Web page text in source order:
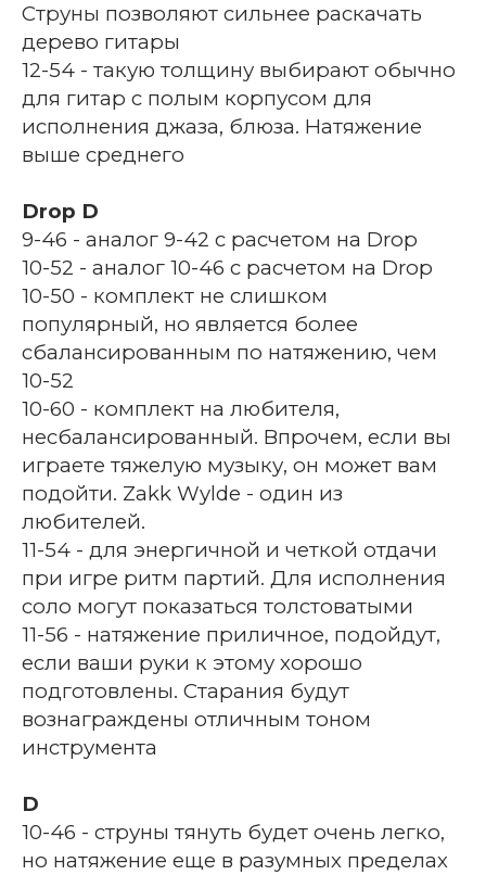
Струны позволяют сильнее раскачать
дерево гитары
12-54 - такую толщину выбирают обычно
для гитар с полым корпусом для
исполнения джаза, блюза. Натяжение
выше среднего
Drop D
9-46 - аналог 9-42 с расчетом на Drop
10-52 - аналог 10-46 с расчетом на Drop
10-50 - комплект не слишком
популярный, но является более
сбалансированным по натяжению, чем
10-52
10-60 - комплект на любителя,
несбалансированный. Впрочем, если вы
играете тяжелую музыку, он может вам
подойти. Zakk Wylde - один из
любителей.
11-54 - для энергичной и четкой отдачи
при игре ритм партий. Для исполнения
соло могут показаться толстоватыми
11-56 - натяжение приличное, подойдут,
если ваши руки к этому хорошо
подготовлены. Старания будут
вознаграждены отличным тоном
инструмента
D
10-46 - струны тянуть будет очень легко,
но натяжение еще в разумных пределах